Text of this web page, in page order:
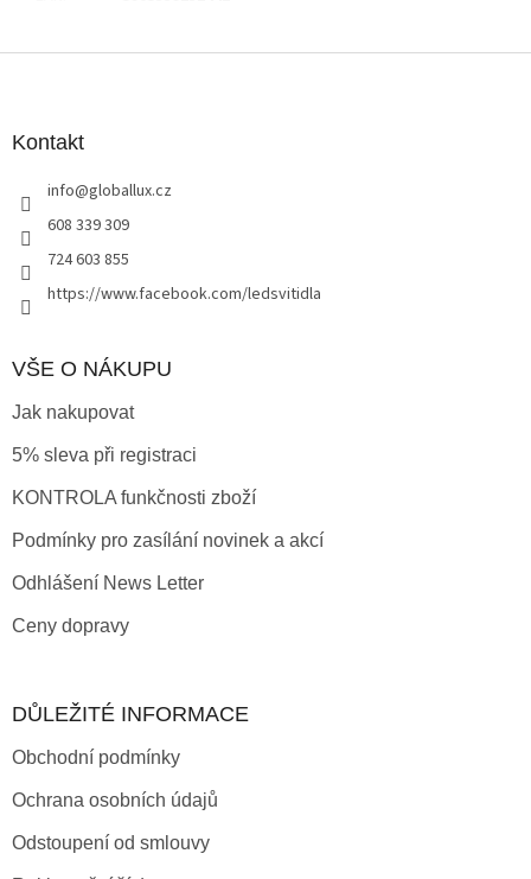
Kontakt
info@globallux.cz
608 339 309
724 603 855
https://www.facebook.com/ledsvitidla
VŠE O NÁKUPU
Jak nakupovat
5% sleva při registraci
KONTROLA funkčnosti zboží
Podmínky pro zasílání novinek a akcí
Odhlášení News Letter
Ceny dopravy
DŮLEŽITÉ INFORMACE
Obchodní podmínky
Ochrana osobních údajů
Odstoupení od smlouvy